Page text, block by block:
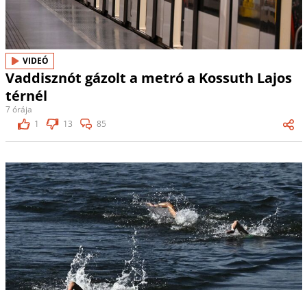
VIDEÓ
Vaddisznót gázolt a metró a Kossuth Lajos
térnél
7 órája
1
13 85